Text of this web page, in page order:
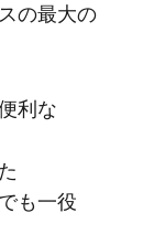
の​最大の​
利な​
も​一役​